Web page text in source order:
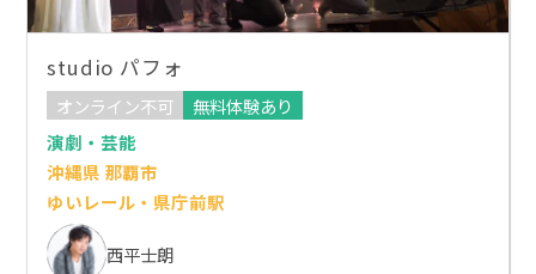
studio パフォ
オンライン不可
無料体験あり
演劇・芸能
沖縄県 那覇市
ゆいレール・県庁前駅
西平士朗